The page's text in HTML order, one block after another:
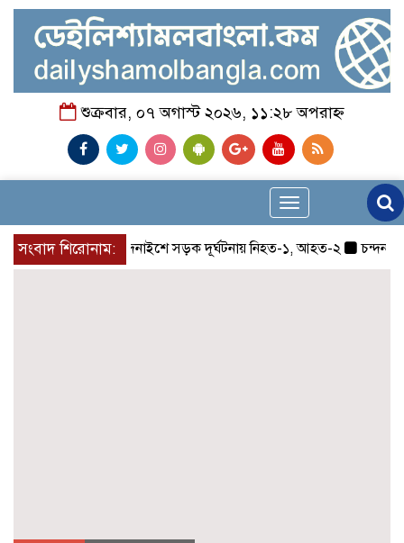
শুক্রবার, ০৭ অগাস্ট ২০২৬, ১১:২৮ অপরাহ্ন
Toggle
navigation
সংবাদ শিরোনাম:চন্দনাইশে সড়ক দূর্ঘটনায় নিহত-১, আহত-২ চন্দনাইশে